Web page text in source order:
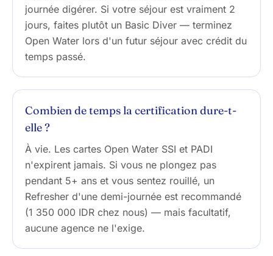
journée digérer. Si votre séjour est vraiment 2
jours, faites plutôt un Basic Diver — terminez
Open Water lors d'un futur séjour avec crédit du
temps passé.
Combien de temps la certification dure-t-
elle ?
À vie. Les cartes Open Water SSI et PADI
n'expirent jamais. Si vous ne plongez pas
pendant 5+ ans et vous sentez rouillé, un
Refresher d'une demi-journée est recommandé
(1 350 000 IDR chez nous) — mais facultatif,
aucune agence ne l'exige.